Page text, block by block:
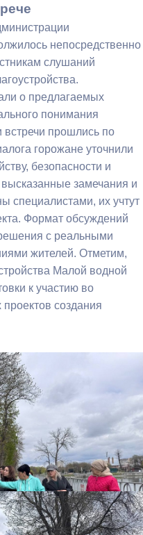
непосредственно
слушаний
о предлагаемых
понимания
встречи прошлись по
горожане уточнили
безопасности и
замечания и
специалистами, их учтут
Формат обсуждений
с реальными
жителей. Отметим,
Малой водной
к участию во
создания